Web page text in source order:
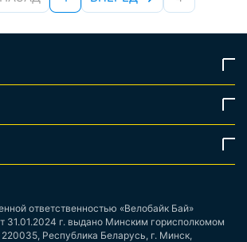
ответственностью «Велобайк Бай»
31.01.2024 г. выдано Минским горисполкомом
Республика Беларусь, г. Минск,